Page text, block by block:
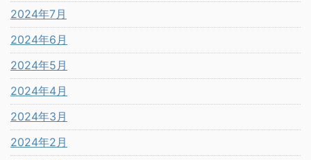
2024年7月
2024年6月
2024年5月
2024年4月
2024年3月
2024年2月